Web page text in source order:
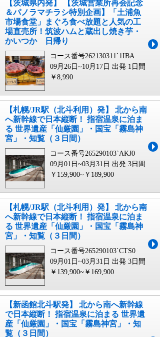
【茨城県内発】 【茨城営業所再会記念
＆パノラマチラシ特別企画】「土浦魚
市場食堂」まぐろ食べ放題と人気の工
場直売所！筑波ハムと蔵出し焼き芋・
かいつか 日帰り
コース番号262130311`1IBA
09月26日~10月17日 出発 1日間
￥8,990
【札幌/JR駅（北斗利用）発】 北から南
へ新幹線で日本縦断！ 指宿温泉に泊ま
る 世界遺産「仙厳園」・国宝「霧島神
宮」・知覧（３日間）
コース番号265290103`AKJ0
09月01日~03月31日 出発 3日間
￥159,900~￥189,900
【札幌/JR駅（北斗利用）発】 北から南
へ新幹線で日本縦断！ 指宿温泉に泊ま
る 世界遺産「仙厳園」・国宝「霧島神
宮」・知覧（３日間）
コース番号265290103`CTS0
09月01日~03月31日 出発 3日間
￥139,900~￥169,900
【新函館北斗駅発】 北から南へ新幹線
で日本縦断！ 指宿温泉に泊まる 世界遺
産「仙厳園」・国宝「霧島神宮」・知
覧（３日間）